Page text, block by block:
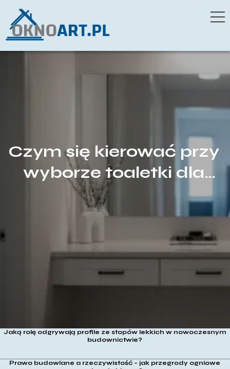
Czym się kierować przy
wyborze toaletki dla
dziewczyny, by mebel
rósł razem z jej
potrzebami?
Jaką rolę odgrywają profile ze stopów lekkich w nowoczesnym
budownictwie?
Prawo budowlane a rzeczywistość – jak przegrody ogniowe